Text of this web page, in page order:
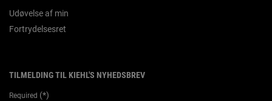
Udøvelse af min
Fortrydelsesret
TILMELDING TIL KIEHL'S NYHEDSBREV
Required (*)